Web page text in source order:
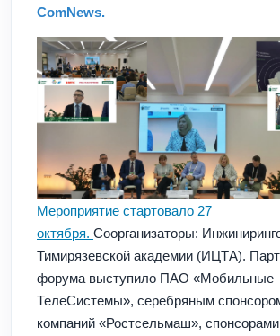
ComNews.
Мероприятие стартовало 27
октября. Соорганизаторы:
Тимирязевской академии (ИЦТА).
форума выступило ПАО «Мобильные
ТелеСистемы», серебряным
компаний «Ростсельмаш»,